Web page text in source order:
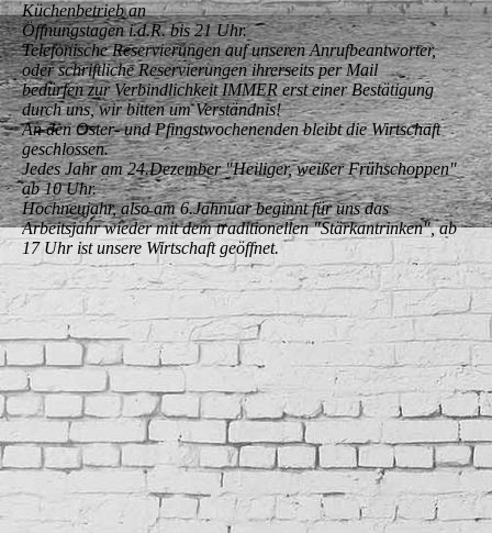
Küchenbetrieb an
Öffnungstagen i.d.R. bis 21 Uhr.
Telefonische Reservierungen auf unseren Anrufbeantworter,
oder schriftliche Reservierungen ihrerseits per Mail
bedürfen zur Verbindlichkeit IMMER erst einer Bestätigung
durch uns, wir bitten um Verständnis!
An den Oster- und Pfingstwochenenden bleibt die Wirtschaft
geschlossen.
Jedes Jahr am 24.Dezember "Heiliger, weißer Frühschoppen"
ab 10 Uhr.
Hochneujahr, also am 6.Jahnuar beginnt für uns das
Arbeitsjahr wieder mit dem traditionellen "Stärkantrinken", ab
17 Uhr ist unsere Wirtschaft geöffnet.